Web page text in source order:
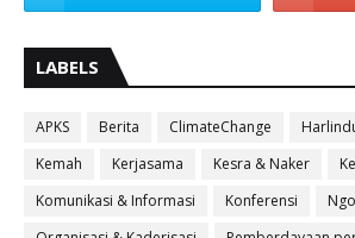
LABELS
APKS Berita ClimateChange
Kemah
Kerjasama Kesra & Naker
Komunikasi & Informasi
Konferensi